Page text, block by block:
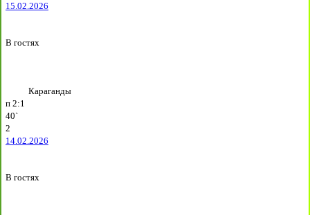
15.02.2026
В гостях
Караганды
п 2:1
40`
2
14.02.2026
В гостях